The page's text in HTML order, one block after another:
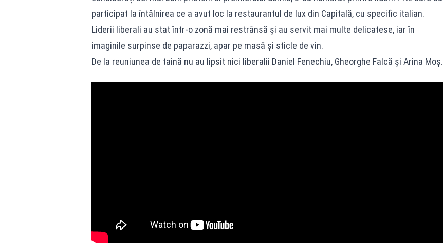
participat la întâlnirea ce a avut loc la restaurantul de lux din Capitală, cu specific italian.
Liderii liberali au stat într-o zonă mai restrânsă și au servit mai multe delicatese, iar în
imaginile surpinse de paparazzi, apar pe masă și sticle de vin.
De la reuniunea de taină nu au lipsit nici liberalii Daniel Fenechiu, Gheorghe Falcă și Arina Moș.